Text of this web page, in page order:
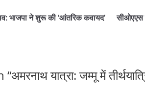
भाजपा ने शुरू की ‘आंतरिक कवायद’
सीओएएस
“अमरनाथ यात्रा: जम्मू में